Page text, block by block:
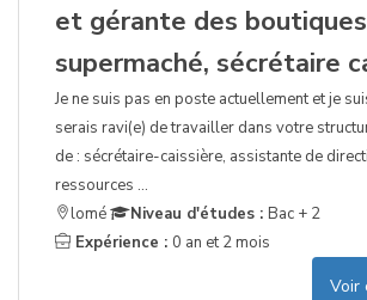
et gérante des
supermaché, sécrétaire
Je ne suis pas en poste actuellement et je
serais ravi(e) de travailler dans votre
de : sécrétaire-caissière, assistante de
ressources ...
lomé
Niveau d'études : Bac + 2
Expérience : 0 an et 2 mois
Voir